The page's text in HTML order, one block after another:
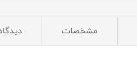
مشخصات